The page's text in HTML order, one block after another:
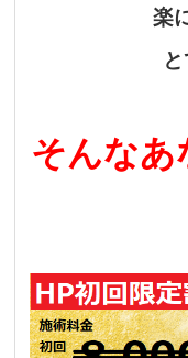
楽
そんなあ